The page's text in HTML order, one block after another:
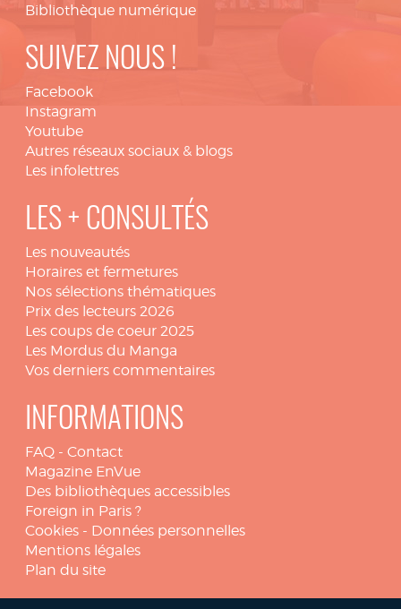
Bibliothèque numérique
SUIVEZ NOUS !
Facebook
Instagram
Youtube
Autres réseaux sociaux & blogs
Les infolettres
LES + CONSULTÉS
Les nouveautés
Horaires et fermetures
Nos sélections thématiques
Prix des lecteurs 2026
Les coups de coeur 2025
Les Mordus du Manga
Vos derniers commentaires
INFORMATIONS
FAQ - Contact
Magazine EnVue
Des bibliothèques accessibles
Foreign in Paris ?
Cookies - Données personnelles
Mentions légales
Plan du site